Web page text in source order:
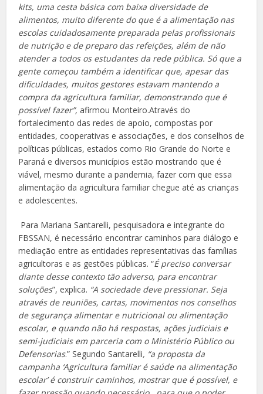
kits, uma cesta básica com baixa diversidade de
alimentos, muito diferente do que é a alimentação nas
escolas cuidadosamente preparada pelas profissionais
de nutrição e de preparo das refeições, além de não
atender a todos os estudantes da rede pública. Só que a
gente começou também a identificar que, apesar das
dificuldades, muitos gestores estavam mantendo a
compra da agricultura familiar, demonstrando que é
possível fazer”,afirmou Monteiro.Através do
fortalecimento das redes de apoio, compostas por
entidades, cooperativas e associações, e dos conselhos de
políticas públicas, estados como Rio Grande do Norte e
Paraná e diversos municípios estão mostrando que é
viável, mesmo durante a pandemia, fazer com que essa
alimentação da agricultura familiar chegue até as crianças
e adolescentes.
Para Mariana Santarelli, pesquisadora e integrante do
FBSSAN, é necessário encontrar caminhos para diálogo e
mediação entre as entidades representativas das famílias
agricultoras e as gestões públicas. “É preciso conversar
diante desse contexto tão adverso, para encontrar
soluções”, explica. “A sociedade deve pressionar. Seja
através de reuniões, cartas, movimentos nos conselhos
de segurança alimentar e nutricional ou alimentação
escolar, e quando não há respostas, ações judiciais e
semi-judiciais em parceria com o Ministério Público ou
Defensorias.” Segundo Santarelli, “a proposta da
campanha ‘Agricultura familiar é saúde na alimentação
escolar’ é construir caminhos, mostrar que é possível, e